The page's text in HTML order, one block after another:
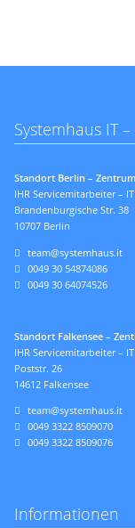
Systemhaus IT
Standort Berlin – Zentrum
IHR Servicemitarbeiter –
Brandenburgische Str. 38
10707 Berlin
team@systemhaus.it
0049 30 54874086
0049 30 64074526
Standort Falkensee –
IHR Servicemitarbeiter –
Poststr. 26
14612 Falkensee
team@systemhaus.it
0049 3322 8509070
0049 3322 8509076
Informationen